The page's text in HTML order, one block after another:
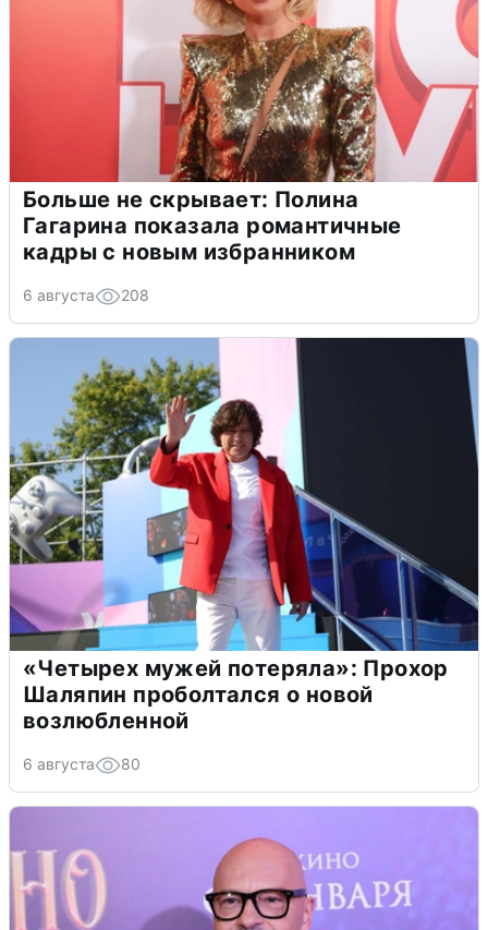
Больше не скрывает: Полина
Гагарина показала романтичные
кадры с новым избранником
6 августа 208
«Четырех мужей потеряла»: Прохор
Шаляпин проболтался о новой
возлюбленной
6 августа 80